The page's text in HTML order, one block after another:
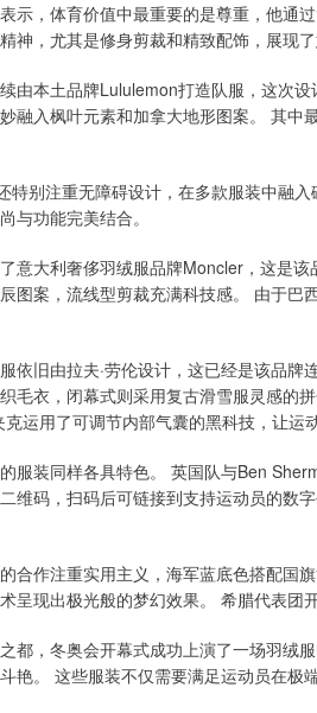
示，体育价值中最重要的是尊重，他通
神，尤其是修身剪裁和精致配饰，展现
由本土品牌Lululemon打造队服，这次
融入枫叶元素和加拿大地形图案。 其
特别注重无障碍设计，在多款服装中融
与功能完美结合。
意大利奢侈羽绒服品牌Moncler，这是
图案，流线型剪裁充满科技感。 由于
依旧由拉夫·劳伦设计，这已经是该品
毛衣，闭幕式则采用复古滑雪服灵感的
运用了可调节内部气囊的黑科技，让运
服装同样各具特色。 英国队与Ben
维码，扫码后可链接到支持运动员的数
合作注重实用主义，海军蓝底色搭配国
呈现出极光般的梦幻效果。 希腊代表
都，冬奥会开幕式成功上演了一场羽绒
艳。 这些服装不仅需要满足运动员在